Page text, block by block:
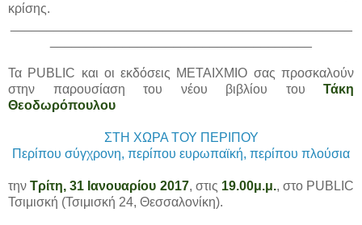
κρίσης.
Τα PUBLIC και οι εκδόσεις ΜΕΤΑΙΧΜΙΟ σας προσκαλούν
στην παρουσίαση του νέου βιβλίου του Τάκη
Θεοδωρόπουλου
ΣΤΗ ΧΩΡΑ ΤΟΥ ΠΕΡΙΠΟΥ
Περίπου σύγχρονη, περίπου ευρωπαϊκή, περίπου πλούσια
την Τρίτη, 31 Ιανουαρίου 2017, στις 19.00μ.μ., στο PUBLIC
Τσιμισκή (Τσιμισκή 24, Θεσσαλονίκη).